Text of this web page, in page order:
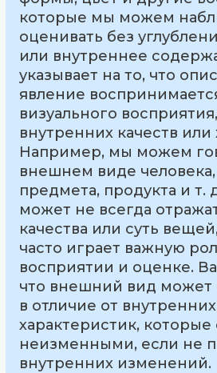
которые мы можем
оценивать без
или внутреннее
указывает на то, что
явление
визуального
внутренних качеств или
Например, мы можем
внешнем виде
предмета, продукта и т.
может не всегда
качества или суть
часто играет важную
восприятии и оценке.
что внешний вид может
в отличие от внутренних
характеристик, которые
неизменными, если не
внутренних изменений.